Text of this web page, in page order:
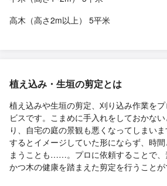
高木（高さ2m以上） 5平米
植え込み・生垣の剪定とは
植え込みや生垣の剪定、刈り込み作業を
ビスです。こまめに手入れをしておかな
り、自宅の庭の景観も悪くなってしまい
するとイメージしていた形にならず、時
まうことも……。プロに依頼することで、
かつ木の健康を踏まえた剪定を行うことが